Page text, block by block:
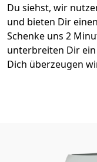
Du siehst, wir
und bieten Dir
Schenke uns 2
unterbreiten Dir ein
Dich überzeugen